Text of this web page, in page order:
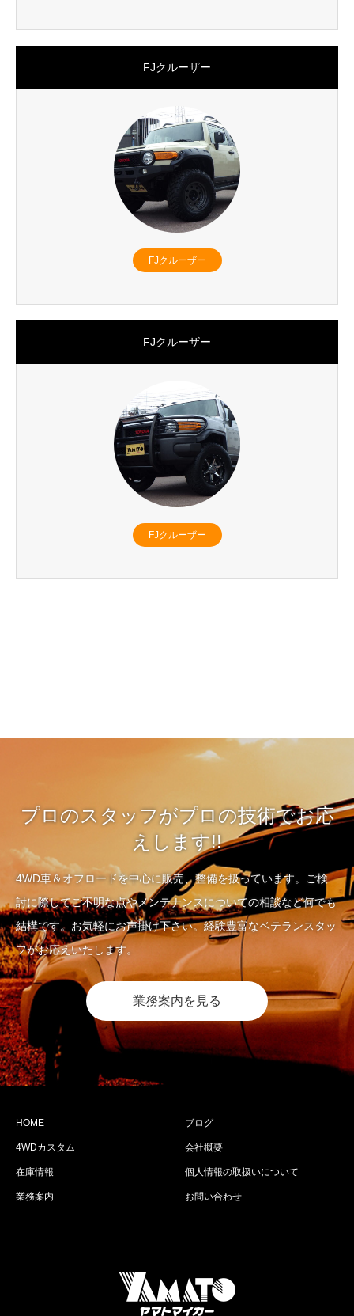
FJクルーザー
FJクルーザー
FJクルーザー
FJクルーザー
プロのスタッフがプロの技術でお応
えします!!
4WD車＆オフロードを中心に販売、整備を扱っています。ご検
討に際してご不明な点やメンテナンスについての相談など何でも
結構です。お気軽にお声掛け下さい。経験豊富なベテランスタッ
フがお応えいたします。
業務案内を見る
HOME
4WDカスタム
在庫情報
業務案内
ブログ
会社概要
個人情報の取扱いについて
お問い合わせ